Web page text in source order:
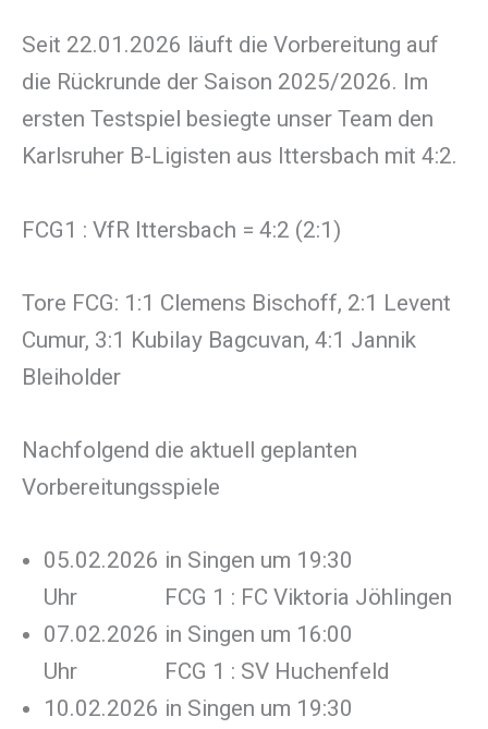
Seit 22.01.2026 läuft die Vorbereitung auf
die Rückrunde der Saison 2025/2026. Im
ersten Testspiel besiegte unser Team den
Karlsruher B-Ligisten aus Ittersbach mit 4:2.
FCG1 : VfR Ittersbach = 4:2 (2:1)
Tore FCG: 1:1 Clemens Bischoff, 2:1 Levent
Cumur, 3:1 Kubilay Bagcuvan, 4:1 Jannik
Bleiholder
Nachfolgend die aktuell geplanten
Vorbereitungsspiele
05.02.2026 in Singen um 19:30
Uhr FCG 1 : FC Viktoria Jöhlingen
07.02.2026 in Singen um 16:00
Uhr FCG 1 : SV Huchenfeld
10.02.2026 in Singen um 19:30